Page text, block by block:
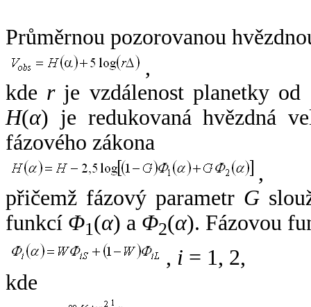
Průměrnou pozorovanou
,
kde rje vzdálenost planetky od
H(α) je redukovaná hvězdná
fázového zákona
,
přičemž fázový parametr G
funkcí Φ1(α) a Φ2(α). Fázovou
, i = 1, 2,
kde